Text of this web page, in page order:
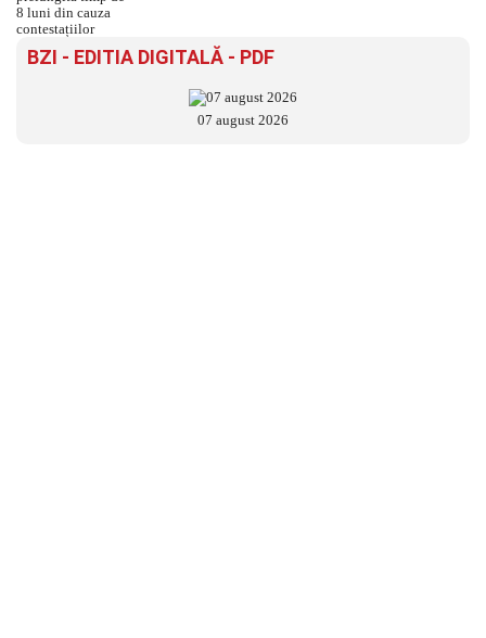
BZI - EDITIA DIGITALĂ - PDF
07 august 2026